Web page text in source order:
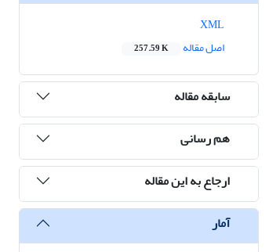
اصل مقاله
257.59 K
سابقه مقاله
هم رسانی
ارجاع به این مقاله
آمار